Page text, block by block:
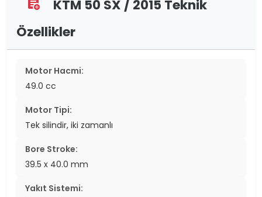
assignment_add
KTM 50 SX / 2015 Teknik
Özellikler
Motor Hacmi:
49.0 cc
Motor Tipi:
Tek silindir, iki zamanlı
Bore Stroke:
39.5 x 40.0 mm
Yakıt Sistemi: